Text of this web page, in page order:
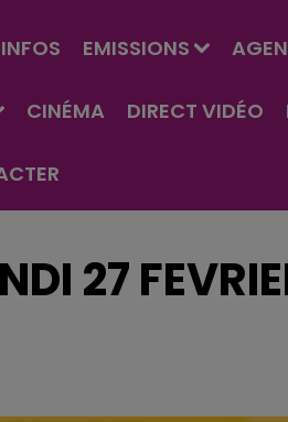
INFOS EMISSIONS
CINÉMA DIRECT VIDÉO
27